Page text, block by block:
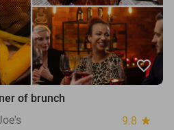
favorite_border
of brunch
9.8 star